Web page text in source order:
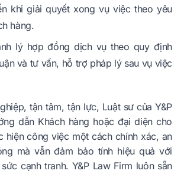
khi giải quyết xong vụ việc theo yêu
hàng.
lý hợp đồng dịch vụ theo quy định
và tư vấn, hỗ trợ pháp lý sau vụ việc
tận tâm, tận lực, Luật sư của Y&P
dẫn Khách hàng hoặc đại diện cho
hiện công việc một cách chính xác, an
mà vẫn đảm bảo tính hiệu quả với
cạnh tranh. Y&P Law Firm luôn sẵn